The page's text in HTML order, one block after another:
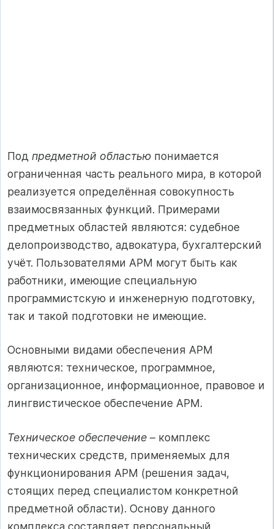
Под предметной областью понимается
ограниченная часть реального мира, в которой
реализуется определённая совокупность
взаимосвязанных функций. Примерами
предметных областей являются: судебное
делопроизводство, адвокатура, бухгалтерский
учёт. Пользователями АРМ могут быть как
работники, имеющие специальную
программистскую и инженерную подготовку,
так и такой подготовки не имеющие.
Основными видами обеспечения АРМ
являются: техническое, программное,
организационное, информационное, правовое и
лингвистическое обеспечение АРМ.
Техническое обеспечение – комплекс
технических средств, применяемых для
функционирования АРМ (решения задач,
стоящих перед специалистом конкретной
предметной области). Основу данного
комплекса составляет персональный